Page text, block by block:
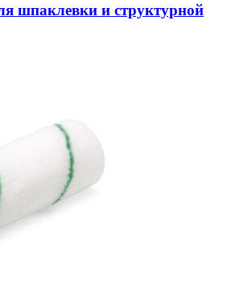
шпаклевки и структурной